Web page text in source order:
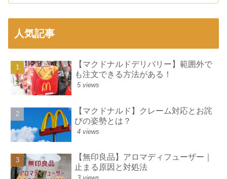
人気記事
【マクドナルドデリバリー】範囲外で
も注文できる方法がある！
5 views
【マクドナルド】クレーム対応とお詫
びの姿勢とは？
4 views
【無印良品】アロマディフューザー｜
止まる原因と対処法